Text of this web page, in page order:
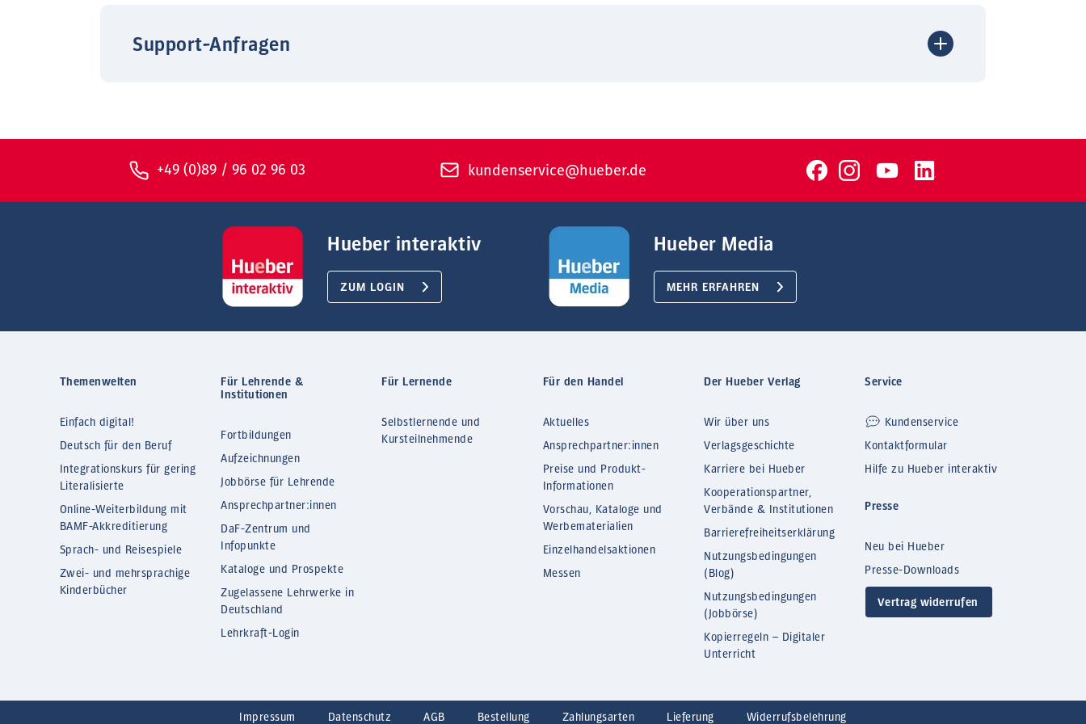
Support-Anfragen
+49 (0)89 / 96 02 96 03 kundenservice@hueber.de
Hueber interaktiv
ZUM LOGIN
Hueber Media
MEHR ERFAHREN
Themenwelten
Einfach digital!
Deutsch für den Beruf
Integrationskurs für gering
Literalisierte
Online-Weiterbildung mit
BAMF-Akkreditierung
Sprach- und Reisespiele
Zwei- und mehrsprachige
Kinderbücher
Für Lehrende &
Institutionen
Fortbildungen
Aufzeichnungen
Jobbörse für Lehrende
Ansprechpartner:innen
DaF-Zentrum und
Infopunkte
Kataloge und Prospekte
Zugelassene Lehrwerke in
Deutschland
Lehrkraft-Login
Für Lernende
Selbstlernende und
Kursteilnehmende
Für den Handel
Aktuelles
Ansprechpartner:innen
Preise und Produkt-
Informationen
Vorschau, Kataloge und
Werbematerialien
Einzelhandelsaktionen
Messen
Der Hueber Verlag
Wir über uns
Verlagsgeschichte
Karriere bei Hueber
Kooperationspartner,
Verbände & Institutionen
Barrierefreiheitserklärung
Nutzungsbedingungen
(Blog)
Nutzungsbedingungen
(Jobbörse)
Kopierregeln – Digitaler
Unterricht
Service
Kundenservice
Kontaktformular
Hilfe zu Hueber interaktiv
Presse
Neu bei Hueber
Presse-Downloads
Vertrag widerrufen
Impressum Datenschutz AGB Bestellung Zahlungsarten Lieferung Widerrufsbelehrung